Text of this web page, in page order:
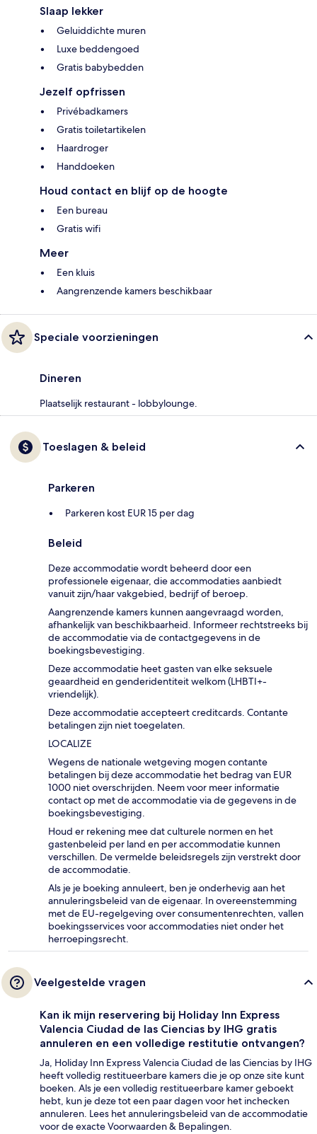
Slaap lekker
Geluiddichte muren
Luxe beddengoed
Gratis babybedden
Jezelf opfrissen
Privébadkamers
Gratis toiletartikelen
Haardroger
Handdoeken
Houd contact en blijf op de hoogte
Een bureau
Gratis wifi
Meer
Een kluis
Aangrenzende kamers beschikbaar
Speciale voorzieningen
Dineren
Plaatselijk restaurant - lobbylounge.
Toeslagen & beleid
Parkeren
Parkeren kost EUR 15 per dag
Beleid
Deze accommodatie wordt beheerd door een
professionele eigenaar, die accommodaties aanbiedt
vanuit zijn/haar vakgebied, bedrijf of beroep.
Aangrenzende kamers kunnen aangevraagd worden,
afhankelijk van beschikbaarheid. Informeer rechtstreeks bij
de accommodatie via de contactgegevens in de
boekingsbevestiging.
Deze accommodatie heet gasten van elke seksuele
geaardheid en genderidentiteit welkom (LHBTI+-
vriendelijk).
Deze accommodatie accepteert creditcards. Contante
betalingen zijn niet toegelaten.
LOCALIZE
Wegens de nationale wetgeving mogen contante
betalingen bij deze accommodatie het bedrag van EUR
1000 niet overschrijden. Neem voor meer informatie
contact op met de accommodatie via de gegevens in de
boekingsbevestiging.
Houd er rekening mee dat culturele normen en het
gastenbeleid per land en per accommodatie kunnen
verschillen. De vermelde beleidsregels zijn verstrekt door
de accommodatie.
Als je je boeking annuleert, ben je onderhevig aan het
annuleringsbeleid van de eigenaar. In overeenstemming
met de EU-regelgeving over consumentenrechten, vallen
boekingsservices voor accommodaties niet onder het
herroepingsrecht.
Veelgestelde vragen
Kan ik mijn reservering bij Holiday Inn Express
Valencia Ciudad de las Ciencias by IHG gratis
annuleren en een volledige restitutie ontvangen?
Ja, Holiday Inn Express Valencia Ciudad de las Ciencias by IHG
heeft volledig restitueerbare kamers die je op onze site kunt
boeken. Als je een volledig restitueerbare kamer geboekt
hebt, kun je deze tot een paar dagen voor het inchecken
annuleren. Lees het annuleringsbeleid van de accommodatie
voor de exacte Voorwaarden & Bepalingen.